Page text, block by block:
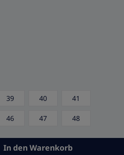
39 40 41
46 47 48
gewünschten Wert
In den Warenkorb